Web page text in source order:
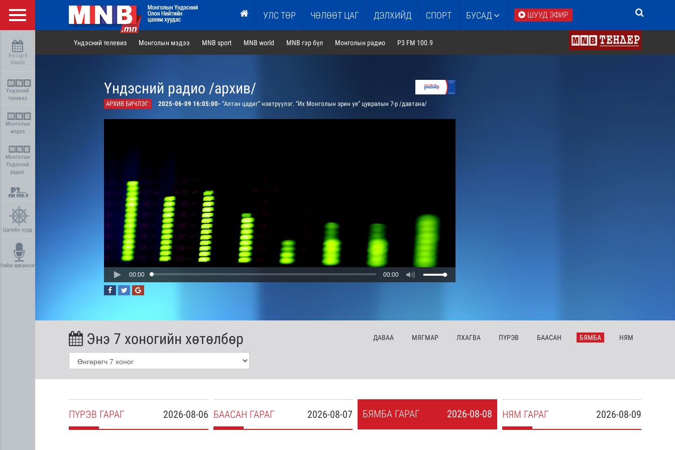
УЛС ТӨР ЧӨЛӨӨТ ЦАГ ДЭЛХИЙД СПОРТ БУСАД ШУУД ЭФИР
8-р сар 8
Бямба
Үндэсний
телевиз
Монголын
мэдээ
Монголын
Үндэсний
радио
Цагийн хүрд
Найм арваннэг
Үндэсний телевиз Монголын мэдээ MNB sport MNB world MNB гэр бүл Монголын радио P3 FM 100.9
Үндэсний радио /архив/
АРХИВ БИЧЛЭГ: 2025-06-09 16:05:00- “Алтан цадиг” нэвтрүүлэг. “Их Монголын эрин үе” цувралын 7-р /давтана/
00:00 00:00
Энэ 7 хоногийн хөтөлбөр ДАВАА МЯГМАР ЛХАГВА ПҮРЭВ БААСАН БЯМБА НЯМ
2026-08-06
ПҮРЭВ ГАРАГ 2026-08-07
БААСАН ГАРАГ 2026-08-08
БЯМБА ГАРАГ 2026-08-09
НЯМ ГАРАГ